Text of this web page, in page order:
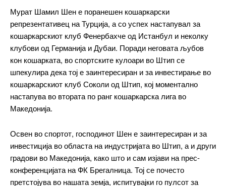
━ pricing plans
Free
/ forever
ИЗБЕРЕТЕ ПЛАН
Мурат Шамил Шен е поранешен кошаркарски
репрезентативец на Турција, а со успех настапувал за
кошаркарскиот клуб Фенербахче од Истанбул и неколку
клубови од Германија и Дубаи. Поради неговата љубов
кон кошарката, во спортските кулоари во Штип се
шпекулира дека тој е заинтересиран и за инвестирање во
кошаркарскиот клуб Соколи од Штип, кој моментално
настапува во втората по ранг кошаркарска лига во
Македонија.
Освен во спортот, господинот Шен е заинтересиран и за
инвестиција во областа на индустријата во Штип, а и други
градови во Македонија, како што и сам изјави на прес-
конференцијата на ФК Брегалница. Тој се почесто
претстојува во нашата земја, испитувајки го пулсот за